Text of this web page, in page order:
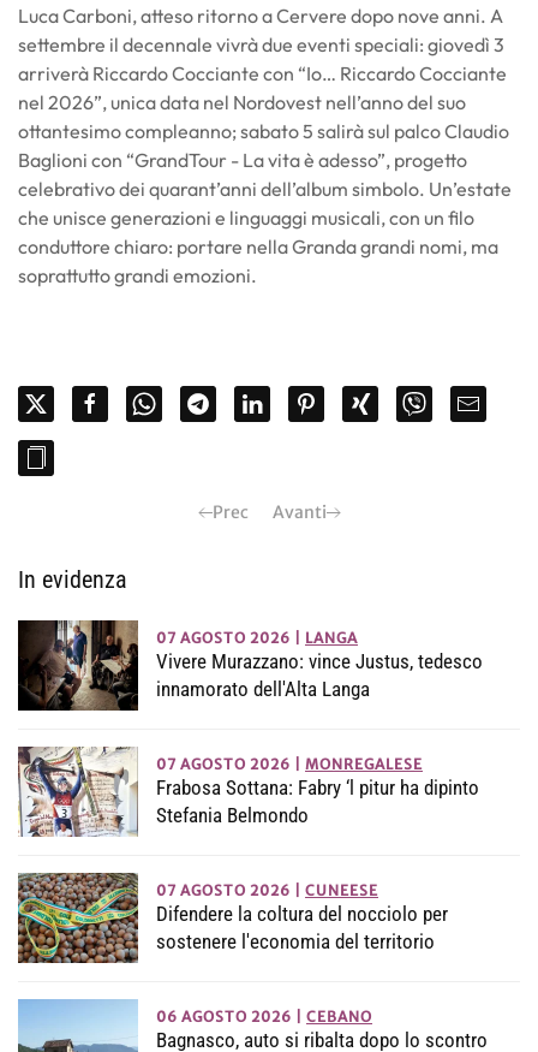
Luca Carboni, atteso ritorno a Cervere dopo nove anni. A
settembre il decennale vivrà due eventi speciali: giovedì 3
arriverà Riccardo Cocciante con “Io… Riccardo Cocciante
nel 2026”, unica data nel Nordovest nell’anno del suo
ottantesimo compleanno; sabato 5 salirà sul palco Claudio
Baglioni con “GrandTour - La vita è adesso”, progetto
celebrativo dei quarant’anni dell’album simbolo. Un’estate
che unisce generazioni e linguaggi musicali, con un filo
conduttore chiaro: portare nella Granda grandi nomi, ma
soprattutto grandi emozioni.
Prec Avanti
In evidenza
07 AGOSTO 2026 LANGA
Vivere Murazzano: vince Justus, tedesco
innamorato dell'Alta Langa
07 AGOSTO 2026 MONREGALESE
Frabosa Sottana: Fabry ‘l pitur ha dipinto
Stefania Belmondo
07 AGOSTO 2026 CUNEESE
Difendere la coltura del nocciolo per
sostenere l'economia del territorio
06 AGOSTO 2026 CEBANO
Bagnasco, auto si ribalta dopo lo scontro